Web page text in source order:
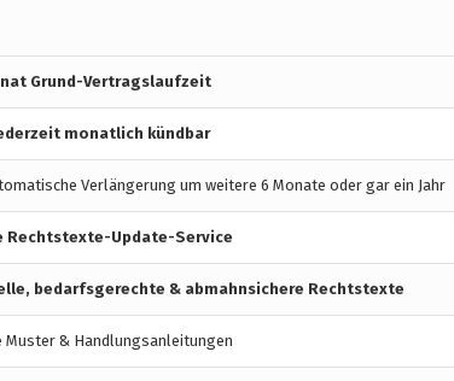
Grund-Vertragslaufzeit
monatlich kündbar
Verlängerung um weitere 6 Monate oder gar ein Jahr
Rechtstexte-Update-Service
bedarfsgerechte & abmahnsichere Rechtstexte
Muster & Handlungsanleitungen